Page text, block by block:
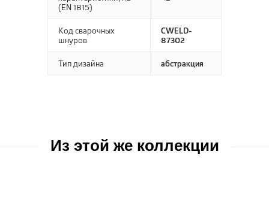
(EN 1815)
Код сварочных
шнуров
CWELD-
87302
Тип дизайна абстракция
Из этой же коллекции